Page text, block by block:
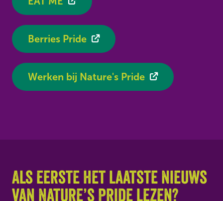
Berries Pride
Werken bij Nature's Pride
Als eerste het laatste nieuws
van Nature’s Pride lezen?